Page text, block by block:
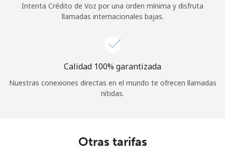
Intenta Crédito de Voz por una orden mínima y disfruta
llamadas internacionales bajas.
Calidad 100% garantizada
Nuestras conexiones directas en el mundo te ofrecen llamadas
nítidas.
Otras tarifas